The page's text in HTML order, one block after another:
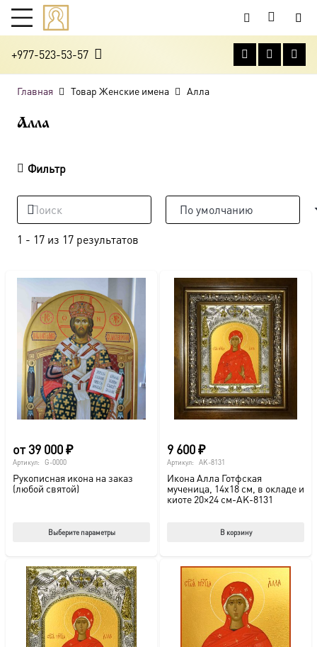
+977-523-53-57
Главная Товар Женские имена Алла
Алла
Фильтр
1 - 17 из 17 результатов
от39 000₽
Артикул: G-0000
Рукописная икона на заказ
(любой святой)
Выберите параметры
9 600₽
Артикул: AK-8131
Икона Алла Готфская
мученица, 14х18 см, в окладе и
киоте 20×24 см-AK-8131
В корзину